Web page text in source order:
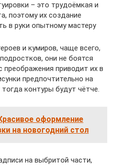
– это трудоёмкая и
поэтому их создание
в руки опытному мастеру
и кумиров, чаще всего,
они не боятся
преображения приводит их в
предпочтительно на
контуры будут чётче.
оформление
на новогодний стол
на выбритой части,